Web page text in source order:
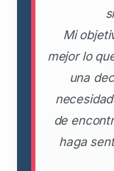
Mi
mejor lo
una
de
haga